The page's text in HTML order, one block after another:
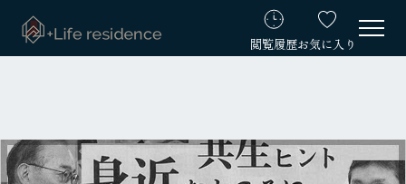
閲覧履歴お気に入り